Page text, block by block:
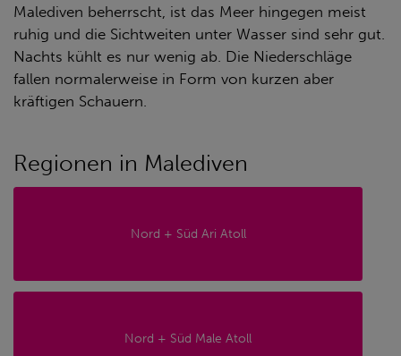
Malediven beherrscht, ist das Meer hingegen meist
ruhig und die Sichtweiten unter Wasser sind sehr gut.
Nachts kühlt es nur wenig ab. Die Niederschläge
fallen normalerweise in Form von kurzen aber
kräftigen Schauern.
Regionen in Malediven
Nord + Süd Ari Atoll
Nord + Süd Male Atoll